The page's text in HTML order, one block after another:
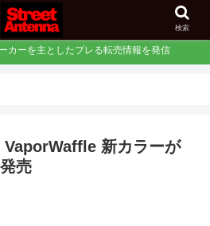
カーを主としたプレる転売情報を発信
VaporWaffle 新カラーが
売
検索